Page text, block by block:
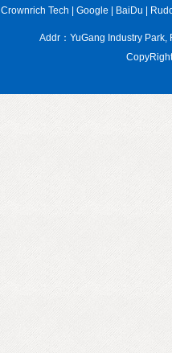
Crownrich Tech Google BaiDu
Addr：YuGang Industry